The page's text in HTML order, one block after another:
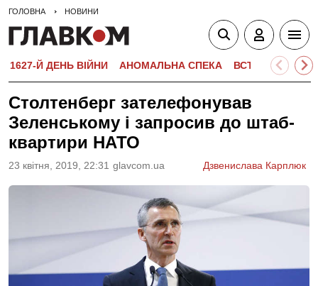
ГОЛОВНА НОВИНИ
1627-Й ДЕНЬ ВІЙНИ АНОМАЛЬНА СПЕКА ВСТУПНА
Столтенберг зателефонував
Зеленському і запросив до штаб-
квартири НАТО
23 квiтня, 2019, 22:31 glavcom.ua Дзвенислава Карплюк